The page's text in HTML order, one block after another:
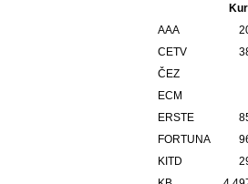
AAA
CETV
ČEZ
ECM
ERSTE
FORTUNA
KITD